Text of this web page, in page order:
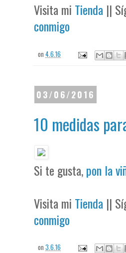
Visita mi Tienda ||
conmigo
on4.6.16
03/06/2016
10 medidas
Si te gusta,pon la
Visita mi Tienda ||
conmigo
on3.6.16